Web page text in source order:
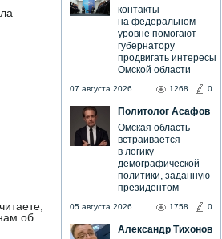
об
контакты
на федеральном
уровне помогают
губернатору
продвигать интересы
Омской области
1268 0
07 августа 2026
Политолог Асафов
Омская область
встраивается
в логику
демографической
политики, заданную
президентом
1758 0
05 августа 2026
Александр Тихонов